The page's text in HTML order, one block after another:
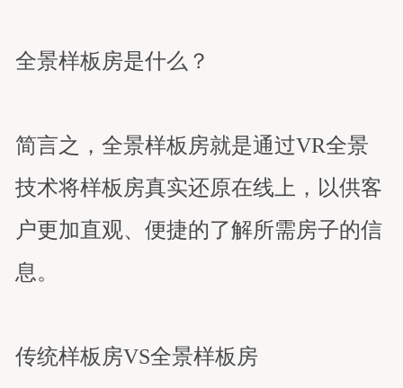
全景样板房是什么？
简言之，全景样板房就是通过VR全景
技术将样板房真实还原在线上，以供客
户更加直观、便捷的了解所需房子的信
息。
传统样板房VS全景样板房